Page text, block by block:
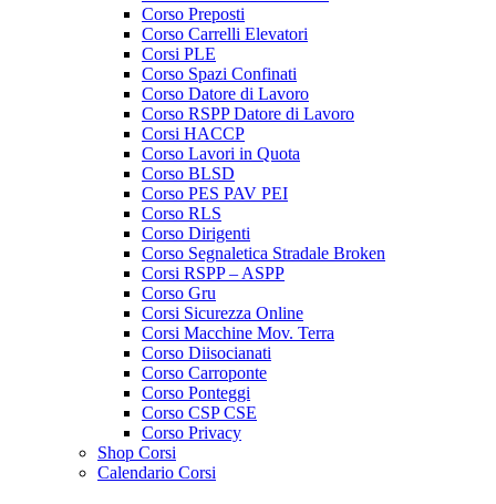
Corso Preposti
Corso Carrelli Elevatori
Corsi PLE
Corso Spazi Confinati
Corso Datore di Lavoro
Corso RSPP Datore di Lavoro
Corsi HACCP
Corso Lavori in Quota
Corso BLSD
Corso PES PAV PEI
Corso RLS
Corso Dirigenti
Corso Segnaletica Stradale Broken
Corsi RSPP – ASPP
Corso Gru
Corsi Sicurezza Online
Corsi Macchine Mov. Terra
Corso Diisocianati
Corso Carroponte
Corso Ponteggi
Corso CSP CSE
Corso Privacy
Shop Corsi
Calendario Corsi